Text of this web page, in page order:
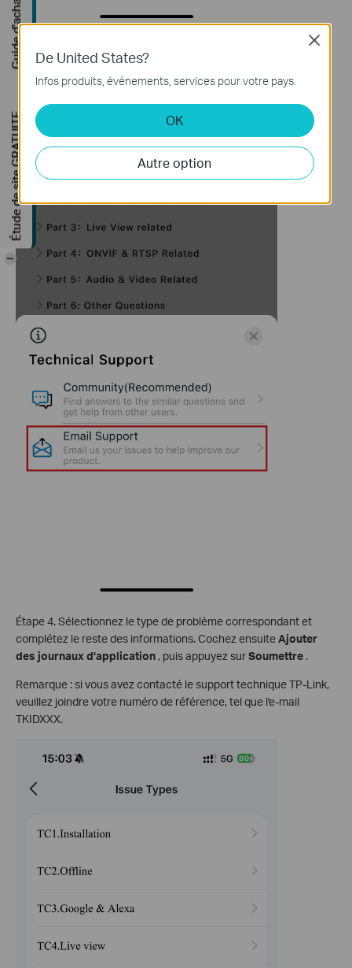
Étape 4. Sélectionnez le type de problème correspondant et
complétez le reste des informations. Cochez ensuiteAjouter
des journaux d'application , puis appuyez surSoumettre .
Remarque : si vous avez contacté le support technique TP-Link,
veuillez joindre votre numéro de référence, tel que l'e-mail
TKIDXXX.
De United States?
Infos produits, événements, services pour votre pays.
OK
Autre option
Close
Guide d'achat
Étude de site GRATUITE